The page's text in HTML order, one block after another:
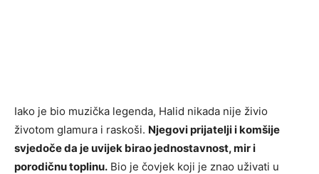
Iako je bio muzička legenda, Halid nikada nije živio
životom glamura i raskoši. Njegovi prijatelji i komšije
svjedoče da je uvijek birao jednostavnost, mir i
porodičnu toplinu. Bio je čovjek koji je znao uživati u